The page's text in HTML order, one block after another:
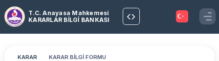
T.C. Anayasa Mahkemesi
KARARLAR BİLGİ BANKASI
KARAR KARAR BİLGİ FORMU